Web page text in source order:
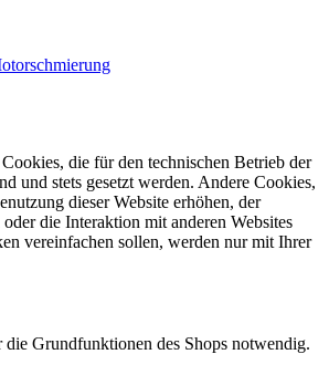
die für den technischen Betrieb der
und stets gesetzt werden. Andere Cookies,
dieser Website erhöhen, der
die Interaktion mit anderen Websites
vereinfachen sollen, werden nur mit Ihrer
Grundfunktionen des Shops notwendig.